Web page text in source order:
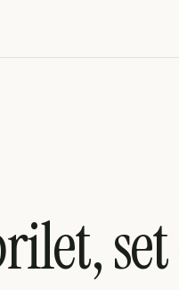
set